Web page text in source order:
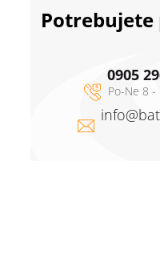
Potrebujete
info@
0905